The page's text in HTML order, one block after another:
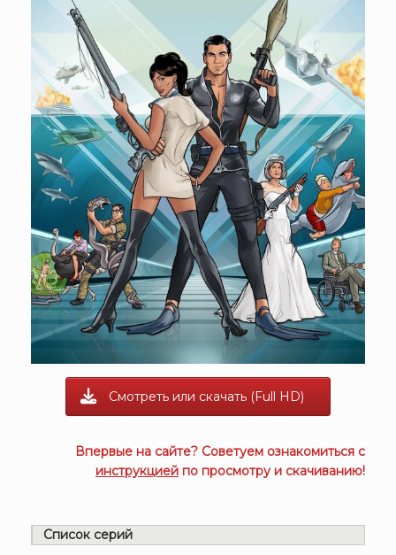
Смотреть или скачать (Full HD)
Впервые на сайте? Советуем ознакомиться с
инструкцией по просмотру и скачиванию!
Список серий